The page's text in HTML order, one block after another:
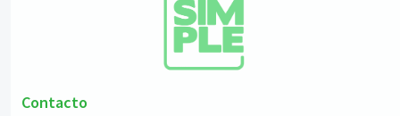
Contacto